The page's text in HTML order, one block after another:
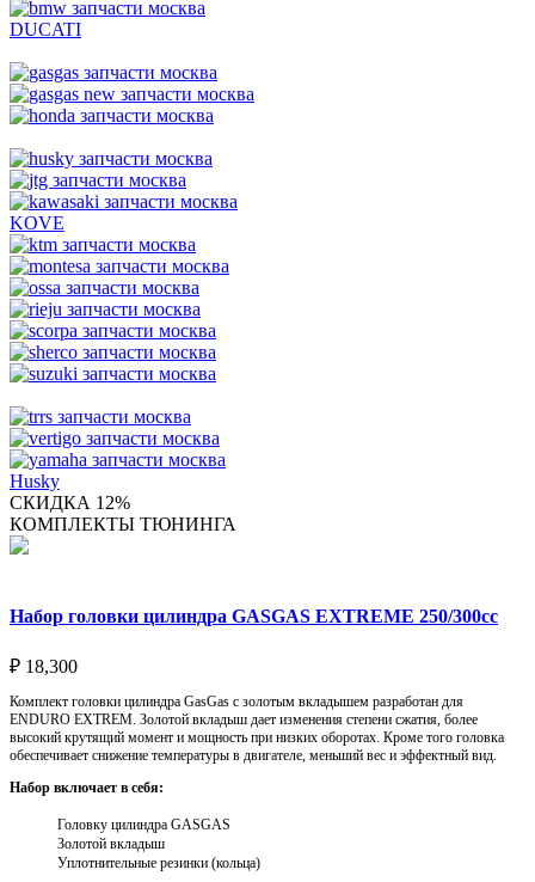
DUCATI
KOVE
Husky
СКИДКА 12%
КОМПЛЕКТЫ ТЮНИНГА
Набор головки цилиндра GASGAS EXTREME 250/300cc
₽ 18,300
Комплект головки цилиндра GasGas с золотым вкладышем разработан для
ENDURO EXTREM. Золотой вкладыш дает изменения степени сжатия, более
высокий крутящий момент и мощность при низких оборотах. Кроме того головка
обеспечивает снижение температуры в двигателе, меньший вес и эффектный вид.
Набор включает в себя:
Головку цилиндра GASGAS
Золотой вкладыш
Уплотнительные резинки (кольца)